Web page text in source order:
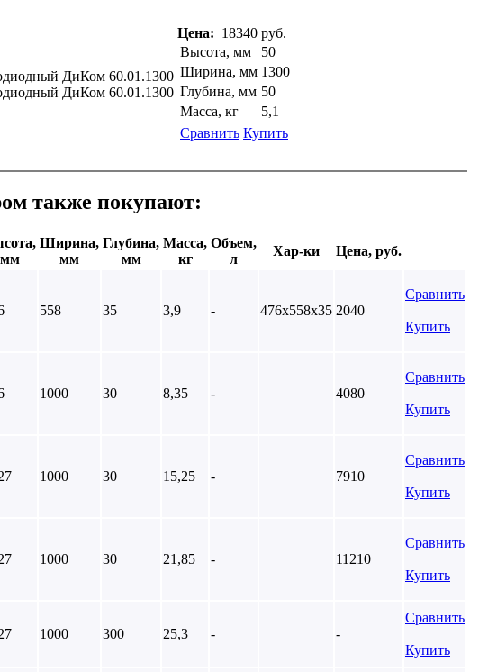
Цена: 18340 руб.
Высота, мм
50
Ширина, мм 1300
Глубина, мм 50
Масса, кг
5,1
Сравнить Купить
также покупают:
мм
Ширина,
мм
Глубина,
мм
Масса,
кг
Объем,
л
Хар-ки Цена, руб.
558 35 3,9 - 476х558х35 2040
Сравнить
Купить
1000 30 8,35 - 4080
Сравнить
Купить
1000 30 15,25 - 7910
Сравнить
Купить
1000 30 21,85 - 11210
Сравнить
Купить
1000 300 25,3 - -
Сравнить
Купить